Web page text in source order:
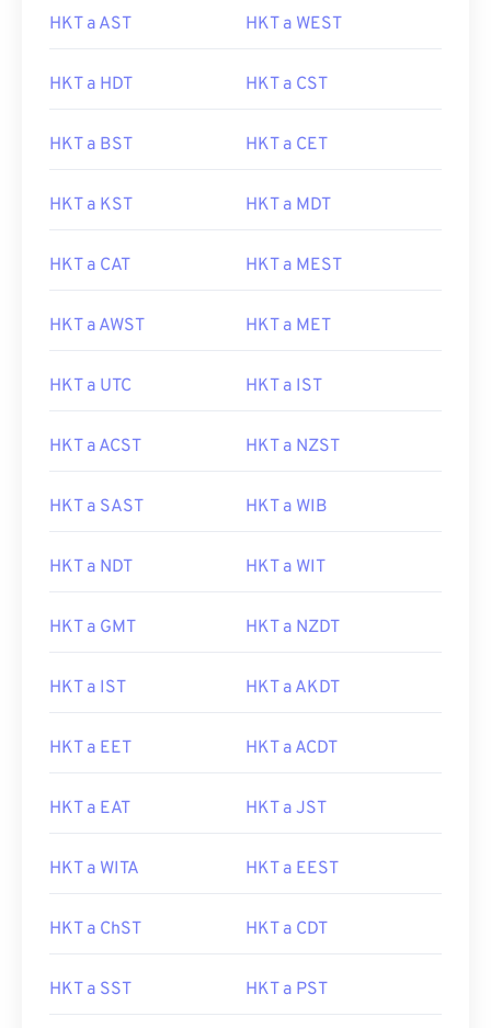
HKT a AST HKT a WEST
HKT a HDT HKT a CST
HKT a BST HKT a CET
HKT a KST HKT a MDT
HKT a CAT HKT a MEST
HKT a AWST HKT a MET
HKT a UTC HKT a IST
HKT a ACST HKT a NZST
HKT a SAST HKT a WIB
HKT a NDT HKT a WIT
HKT a GMT HKT a NZDT
HKT a IST HKT a AKDT
HKT a EET HKT a ACDT
HKT a EAT HKT a JST
HKT a WITA HKT a EEST
HKT a ChST HKT a CDT
HKT a SST HKT a PST